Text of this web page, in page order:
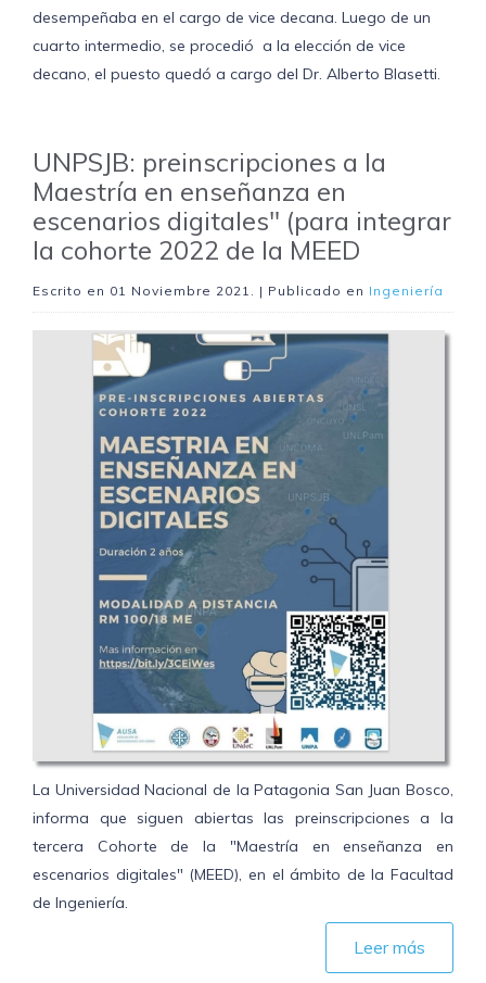
desempeñaba en el cargo de vice decana. Luego de un
cuarto intermedio, se procedió a la elección de vice
decano, el puesto quedó a cargo del Dr. Alberto Blasetti.
UNPSJB: preinscripciones a la
Maestría en enseñanza en
escenarios digitales" (para integrar
la cohorte 2022 de la MEED
Escrito en 01 Noviembre 2021 . | Publicado en Ingeniería
La Universidad Nacional de la Patagonia San Juan Bosco,
informa que siguen abiertas las preinscripciones a la
tercera Cohorte de la "Maestría en enseñanza en
escenarios digitales" (MEED), en el ámbito de la Facultad
de Ingeniería.
Leer más